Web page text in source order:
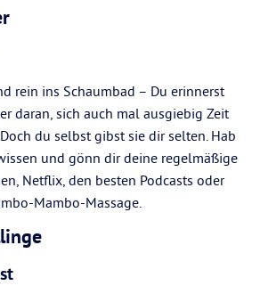
rein ins Schaumbad – Du erinnerst
daran, sich auch mal ausgiebig Zeit
du selbst gibst sie dir selten. Hab
und gönn dir deine regelmäßige
Netflix, den besten Podcasts oder
Mambo-Massage.